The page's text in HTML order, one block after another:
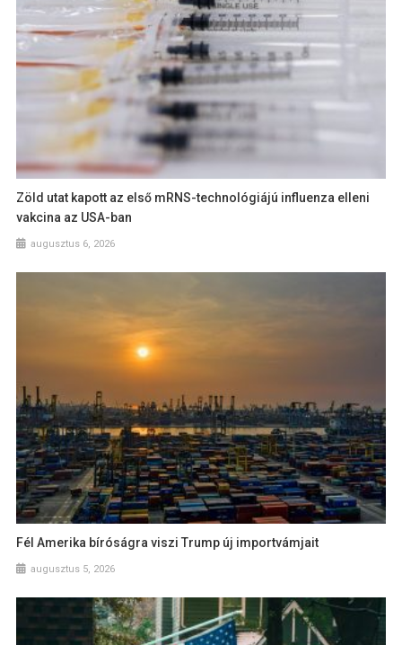
Zöld utat kapott az első mRNS-technológiájú influenza elleni
vakcina az USA-ban
augusztus 6, 2026
Fél Amerika bíróságra viszi Trump új importvámjait
augusztus 5, 2026